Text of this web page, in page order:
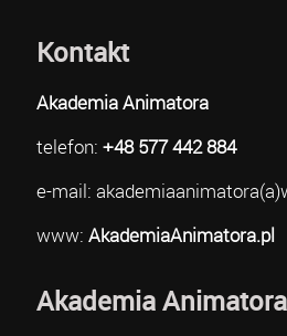
Kontakt
Akademia Animatora
telefon: +48 577 442 884
e-mail:
www: AkademiaAnimatora.pl
Akademia Animatora